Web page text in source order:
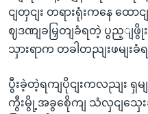
ငျတှငျး တရားရုံးကနေ ထော
ဈဒဏျခမြှတျခံရတဲ့ ပွည့ျဖွိုး
သှားရာက တခါတညျးဖမျးခံ
ပွီးခဲ့တဲ့ရကျပိုငျးကလညျး ရှမျ
ကွီးမွို့အခွစေိုကျ သံလှငျသှေး